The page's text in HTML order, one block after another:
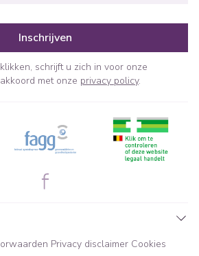
Inschrijven
schrijft u zich in voor onze
met onze privacy policy.
Privacy disclaimer Cookies